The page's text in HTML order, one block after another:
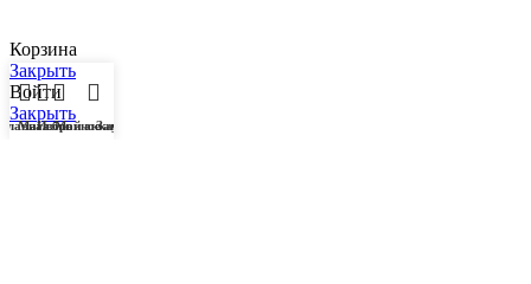
Корзина
Закрыть
Войти
Закрыть
Главная
Магазин
Избранное
Мой аккаунт
Заказ